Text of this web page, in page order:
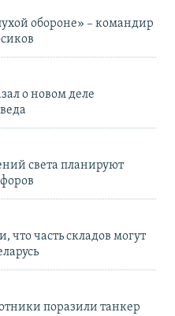
обороне» – командир
о новом деле
света планируют
часть складов могут
поразили танкер